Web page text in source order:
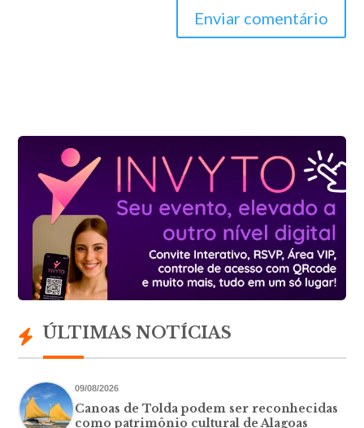
Enviar comentário
ÚLTIMAS NOTÍCIAS
09/08/2026
Canoas de Tolda podem ser reconhecidas
como patrimônio cultural de Alagoas